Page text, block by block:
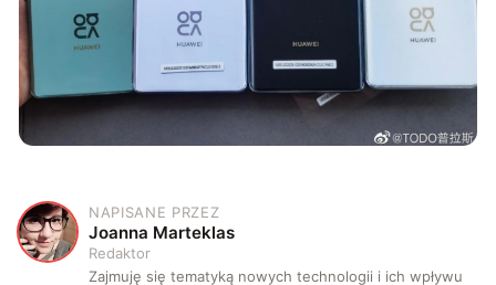
J
NAPISANE PRZEZ
Joanna Marteklas
Redaktor
Zajmuję się tematyką nowych technologii i ich wpływu